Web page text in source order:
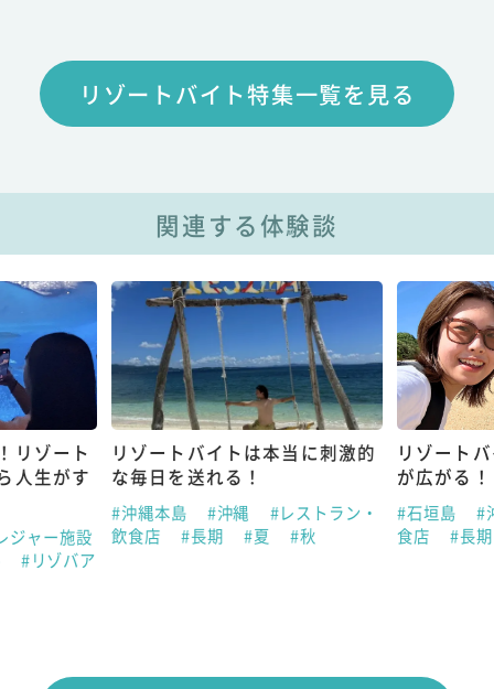
リゾートバイト特集一覧を見る
関連する体験談
リゾート
人生がす
ジャー施設
#リゾバア
リゾートバイトは本当に刺激的
な毎日を送れる！
#沖縄本島 #沖縄
#レストラン・
飲食店
#長期 #夏 #秋
リゾート
が広がる！
#石垣島
#
食店
#長